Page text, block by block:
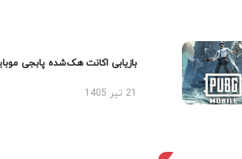
بازیابی اکانت هک‌شده پابجی موبایل